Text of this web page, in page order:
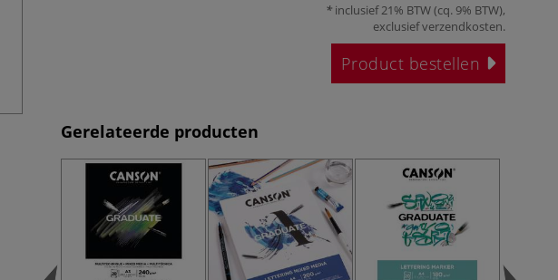
inclusief 21% BTW (cq. 9% BTW),
exclusiefverzendkosten.
Product bestellen
Gerelateerde producten